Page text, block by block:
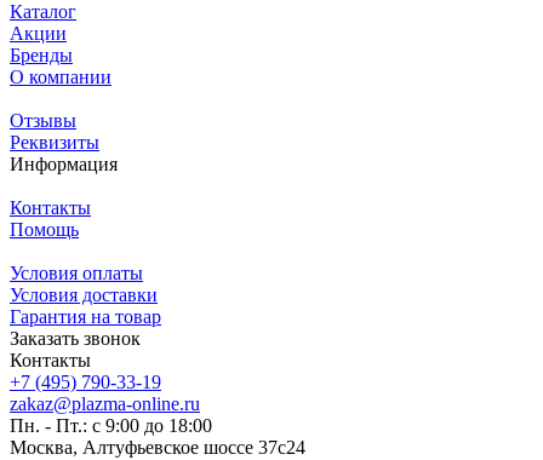
Каталог
Акции
Бренды
О компании
Отзывы
Реквизиты
Информация
Контакты
Помощь
Условия оплаты
Условия доставки
Гарантия на товар
Заказать звонок
Контакты
+7 (495) 790-33-19
zakaz@plazma-online.ru
Пн. - Пт.: с 9:00 до 18:00
Москва, Алтуфьевское шоссе 37с24